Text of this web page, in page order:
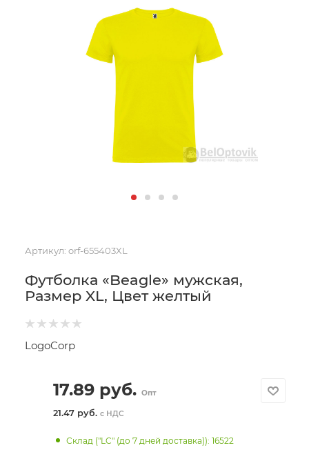
Артикул: orf-655403XL
Футболка «Beagle» мужская,
Размер XL, Цвет желтый
LogoCorp
17.89руб. Опт
21.47 руб. с НДС
Склад ("LC" (до 7 дней доставка)): 16522